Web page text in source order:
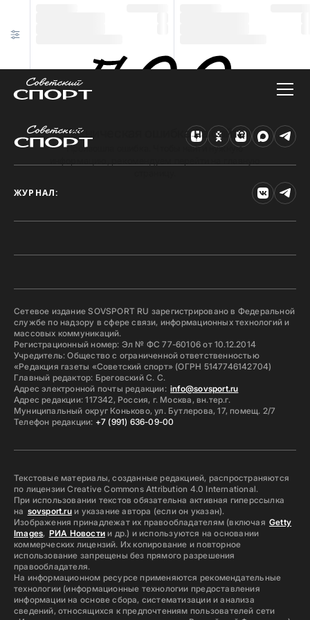
Техническая ошибка на сайте
Произошла ошибка. Чтобы найти нужную
ЖУРНАЛ:
Сетевое издание SOVSPORT RU зарегистрировано в Федеральной
службе по надзору в сфере связи, информационных технологий и
массовых коммуникаций.
Регистрационный номер: Эл № ФС 77-60106 от 10.12.2014
Учредитель: Общество с ограниченной ответственностью
«Редакция газеты «Советский спорт» (ОГРН 5147746142704)
Главный редактор: Бреговский С. С.
Адрес электронной почты редакции: info@sovsport.ru
Адрес редакции: 117342, Россия, г. Москва, вн.тер.г.
Муниципальный округ Коньково, ул. Бутлерова, 17, помещ. 2/7
Телефон редакции: +7 (991) 636-09-00
Текстовые материалы, созданные редакцией, распространяются
по лицензии Creative Commons Attribution 4.0 International.
При использовании текстов обязательна активная гиперссылка
на sovsport.ruи указание автора (если он указан).
Изображения принадлежат их правообладателям (включая Getty
Images, РИА Новостии др.) и используются на основании
коммерческих лицензий. Их копирование и повторное
использование запрещены без прямого разрешения
правообладателя.
На информационном ресурсе применяются рекомендательные
технологии (информационные технологии предоставления
информации на основе сбора, систематизации и анализа
сведений, относящихся к предпочтениям пользователей сети